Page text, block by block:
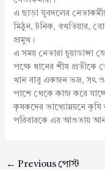
এ ছাড়া যুবদলের
মিঠুন, টনিক, বখতিয়ার,
প্রমুখ।
এ সময় নেতারা চুয়াডাঙ্গা
পক্ষে ধানের শীষ প্রতীকে
খান বাবু একজন ভদ্র, সৎ ও
পাশে থেকে কাজ করে
কৃষকদের ভাগ্যোন্নয়নে কৃষি
পরিবারকে এর আওতায়
← Previous পোস্ট